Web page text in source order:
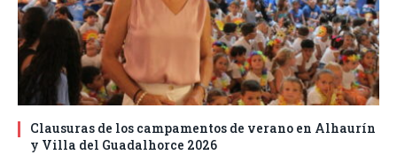
Clausuras de los campamentos de verano en Alhaurín
y Villa del Guadalhorce 2026